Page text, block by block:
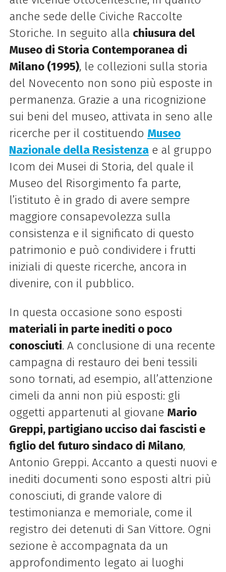
anche sede delle Civiche Raccolte
Storiche. In seguito alla chiusura del
Museo di Storia Contemporanea di
Milano (1995), le collezioni sulla storia
del Novecento non sono più esposte in
permanenza. Grazie a una ricognizione
sui beni del museo, attivata in seno alle
ricerche per il costituendo Museo
Nazionale della Resistenzae al gruppo
Icom dei Musei di Storia, del quale il
Museo del Risorgimento fa parte,
l’istituto è in grado di avere sempre
maggiore consapevolezza sulla
consistenza e il significato di questo
patrimonio e può condividere i frutti
iniziali di queste ricerche, ancora in
divenire, con il pubblico.
In questa occasione sono esposti
materiali in parte inediti o poco
conosciuti. A conclusione di una recente
campagna di restauro dei beni tessili
sono tornati, ad esempio, all’attenzione
cimeli da anni non più esposti: gli
oggetti appartenuti al giovane Mario
Greppi, partigiano ucciso dai fascisti e
figlio del futuro sindaco di Milano,
Antonio Greppi. Accanto a questi nuovi e
inediti documenti sono esposti altri più
conosciuti, di grande valore di
testimonianza e memoriale, come il
registro dei detenuti di San Vittore. Ogni
sezione è accompagnata da un
approfondimento legato ai luoghi